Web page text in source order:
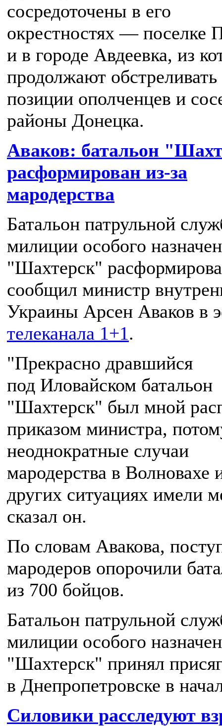
сосредоточены в его
окрестностях — поселке
и в городе Авдеевка, из
продолжают обстреливать
позиции ополченцев и
районы Донецка.
Аваков: батальон
расформирован из-за
мародерства
Батальон патрульной
милиции особого
"Шахтерск"
сообщил министр
Украины Арсен Аваков в
телеканала 1+1.
"Прекрасно дравшийся
под Иловайском батальон
"Шахтерск" был мной
приказом министра,
неоднократные случаи
мародерства в Волновахе
других ситуациях имели
сказал он.
По словам Авакова,
мародеров опорочили
из 700 бойцов.
Батальон патрульной
милиции особого
"Шахтерск" принял
в Днепропетровске в
Силовики расследуют